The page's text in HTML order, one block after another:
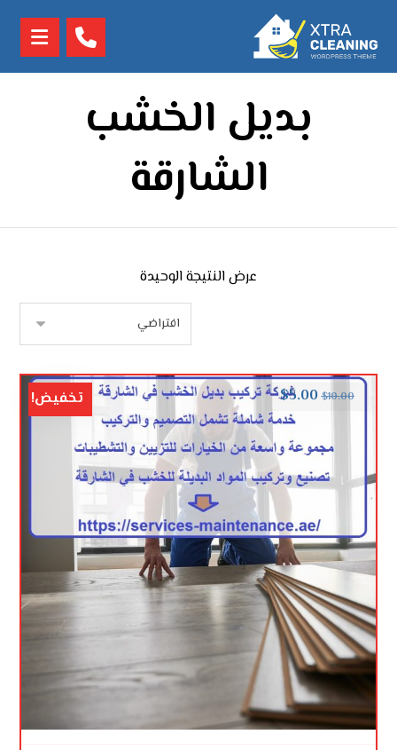
بديل الخشب
الشارقة
عرض النتيجة الوحيدة
$10.00
$5.00 تخفيض!